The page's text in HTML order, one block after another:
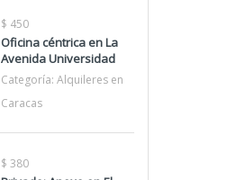
$ 450
Oficina céntrica en La
Avenida Universidad
Categoría: Alquileres en
Caracas
$ 380